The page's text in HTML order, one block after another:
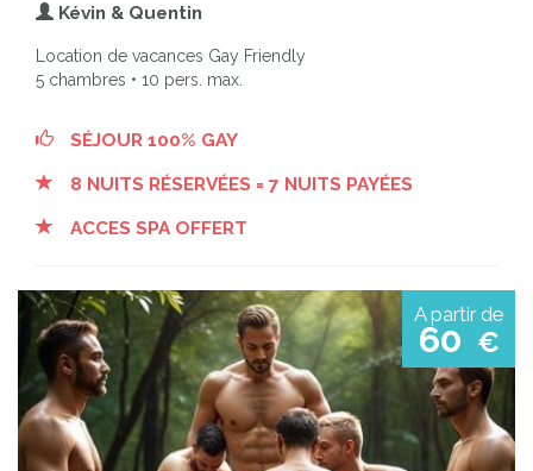
Kévin & Quentin
Location de vacances Gay Friendly
5 chambres • 10 pers. max.
SÉJOUR 100% GAY
8 NUITS RÉSERVÉES = 7 NUITS PAYÉES
ACCES SPA OFFERT
A partir de
60 €